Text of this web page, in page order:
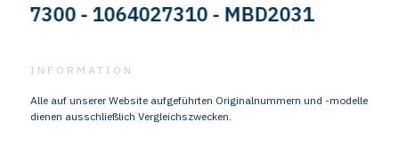
- 1064027310 - MBD2031
INFORMATION
Alle auf unserer Website aufgeführten Originalnummern und -modelle
dienen ausschließlich Vergleichszwecken.